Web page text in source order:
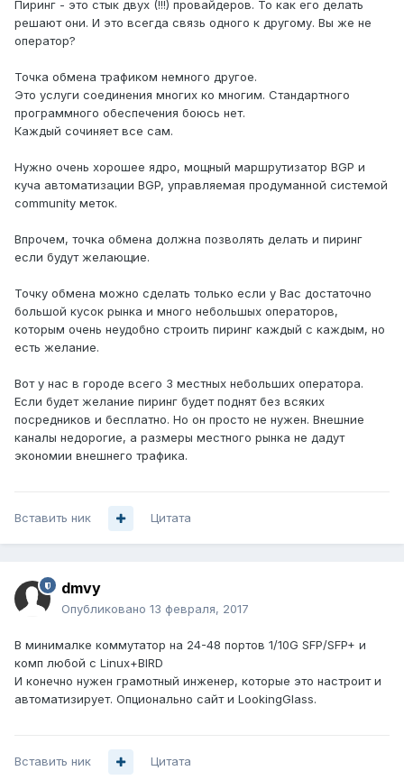
Пиринг - это стык двух (!!!) провайдеров. То как его делать
решают они. И это всегда связь одного к другому. Вы же не
оператор?
Точка обмена трафиком немного другое.
Это услуги соединения многих ко многим. Стандартного
программного обеспечения боюсь нет.
Каждый сочиняет все сам.
Нужно очень хорошее ядро, мощный маршрутизатор BGP и
куча автоматизации BGP, управляемая продуманной системой
community меток.
Впрочем, точка обмена должна позволять делать и пиринг
если будут желающие.
Точку обмена можно сделать только если у Вас достаточно
большой кусок рынка и много небольшых операторов,
которым очень неудобно строить пиринг каждый с каждым, но
есть желание.
Вот у нас в городе всего 3 местных небольших оператора.
Если будет желание пиринг будет поднят без всяких
посредников и бесплатно. Но он просто не нужен. Внешние
каналы недорогие, а размеры местного рынка не дадут
экономии внешнего трафика.
Вставить ник Цитата
dmvy
Опубликовано 13 февраля, 2017
В минималке коммутатор на 24-48 портов 1/10G SFP/SFP+ и
комп любой с Linux+BIRD
И конечно нужен грамотный инженер, которые это настроит и
автоматизирует. Опционально сайт и LookingGlass.
Вставить ник Цитата